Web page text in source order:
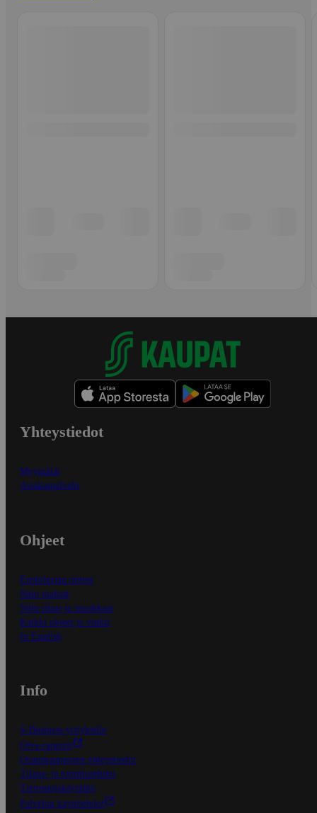
Yhteystiedot
Myymälät
Asiakaspalvelu
Ohjeet
Ensitilaajan ohjeet
Näin maksat
Näin tilaat ja muokkaat
Kaikki ohjeet ja vinkit
In English
Info
S-Business yrityksille
Oiva-raportit
Osuuskauppojen yhteystiedot
Tilaus- ja toimitusehdot
Tietosuojakäytäntö
Palvelun käyttöehdot